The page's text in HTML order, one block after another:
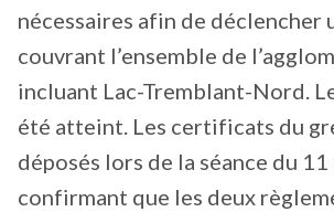
nécessaires afin de déclencher
couvrant l’ensemble de
incluant Lac-Tremblant-Nord. Le
été atteint. Les certificats du
déposés lors de la séance du 11
confirmant que les deux